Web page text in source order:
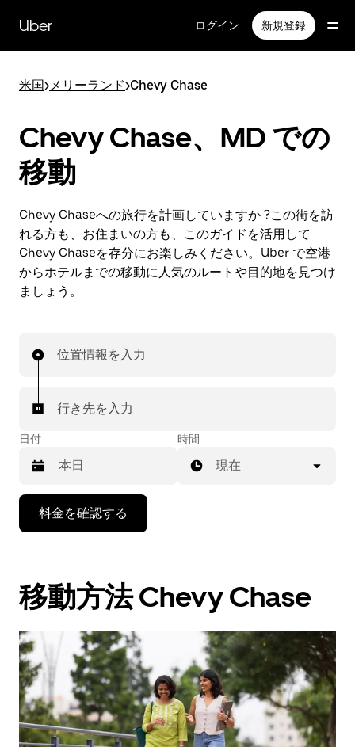
Uber ログイン 新規登録
米国>メリーランド>Chevy Chase
Chevy Chase、MD での
移動
Chevy Chaseへの旅行を計画していますか ?この街を訪
れる方も、お住まいの方も、このガイドを活用して
Chevy Chaseを存分にお楽しみください。Uber で空港
からホテルまでの移動に人気のルートや目的地を見つけ
ましょう。
位置情報を入力
行き先を入力
日付
で
カ
ン
ダ
ー
を
操
作
し、
時間
現在
料金を確認する
移動方法 Chevy Chase